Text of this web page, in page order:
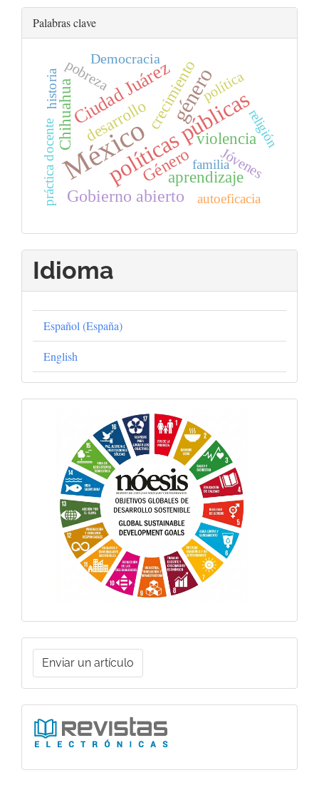
Palabras clave
Méxicopolíticas públicas
género
Ciudad Juárez
Gobierno abierto
Género
crecimiento
Chihuahua
aprendizaje
violencia
desarrollo
política
Jóvenes
pobrezaDemocracia
familia
historia
autoeficacia
religión
práctica docente
Idioma
Español (España)
English
Objetivos
Globales
Enviar
un
artículo
Enviar un artículo
Ligas